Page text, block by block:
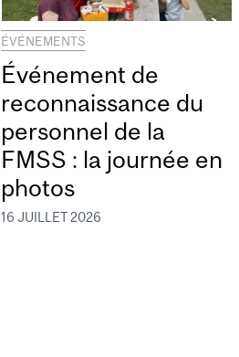
ÉVÉNEMENTS
Événement de
reconnaissance du
personnel de la
FMSS : la journée en
photos
16 JUILLET 2026